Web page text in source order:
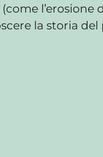
l’erosione
la storia del